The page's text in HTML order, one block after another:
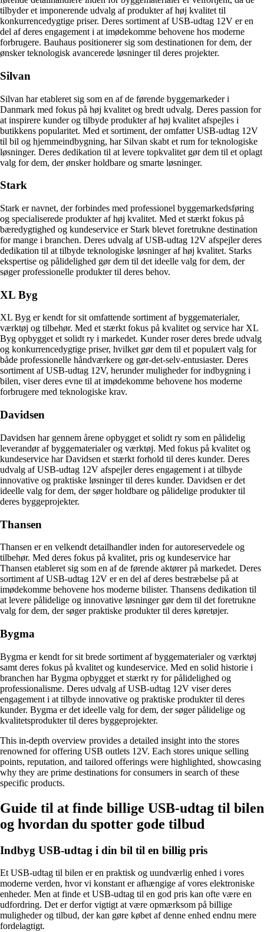
tilbyder et imponerende udvalg af produkter af høj kvalitet til
konkurrencedygtige priser. Deres sortiment af USB-udtag 12V er en
del af deres engagement i at imødekomme behovene hos moderne
forbrugere. Bauhaus positionerer sig som destinationen for dem, der
ønsker teknologisk avancerede løsninger til deres projekter.
Silvan
Silvan har etableret sig som en af de førende byggemarkeder i
Danmark med fokus på høj kvalitet og bredt udvalg. Deres passion for
at inspirere kunder og tilbyde produkter af høj kvalitet afspejles i
butikkens popularitet. Med et sortiment, der omfatter USB-udtag 12V
til bil og hjemmeindbygning, har Silvan skabt et rum for teknologiske
løsninger. Deres dedikation til at levere topkvalitet gør dem til et oplagt
valg for dem, der ønsker holdbare og smarte løsninger.
Stark
Stark er navnet, der forbindes med professionel byggemarkedsføring
og specialiserede produkter af høj kvalitet. Med et stærkt fokus på
bæredygtighed og kundeservice er Stark blevet foretrukne destination
for mange i branchen. Deres udvalg af USB-udtag 12V afspejler deres
dedikation til at tilbyde teknologiske løsninger af høj kvalitet. Starks
ekspertise og pålidelighed gør dem til det ideelle valg for dem, der
søger professionelle produkter til deres behov.
XL Byg
XL Byg er kendt for sit omfattende sortiment af byggematerialer,
værktøj og tilbehør. Med et stærkt fokus på kvalitet og service har XL
Byg opbygget et solidt ry i markedet. Kunder roser deres brede udvalg
og konkurrencedygtige priser, hvilket gør dem til et populært valg for
både professionelle håndværkere og gør-det-selv-entusiaster. Deres
sortiment af USB-udtag 12V, herunder muligheder for indbygning i
bilen, viser deres evne til at imødekomme behovene hos moderne
forbrugere med teknologiske krav.
Davidsen
Davidsen har gennem årene opbygget et solidt ry som en pålidelig
leverandør af byggematerialer og værktøj. Med fokus på kvalitet og
kundeservice har Davidsen et stærkt forhold til deres kunder. Deres
udvalg af USB-udtag 12V afspejler deres engagement i at tilbyde
innovative og praktiske løsninger til deres kunder. Davidsen er det
ideelle valg for dem, der søger holdbare og pålidelige produkter til
deres byggeprojekter.
Thansen
Thansen er en velkendt detailhandler inden for autoreservedele og
tilbehør. Med deres fokus på kvalitet, pris og kundeservice har
Thansen etableret sig som en af de førende aktører på markedet. Deres
sortiment af USB-udtag 12V er en del af deres bestræbelse på at
imødekomme behovene hos moderne bilister. Thansens dedikation til
at levere pålidelige og innovative løsninger gør dem til det foretrukne
valg for dem, der søger praktiske produkter til deres køretøjer.
Bygma
Bygma er kendt for sit brede sortiment af byggematerialer og værktøj
samt deres fokus på kvalitet og kundeservice. Med en solid historie i
branchen har Bygma opbygget et stærkt ry for pålidelighed og
professionalisme. Deres udvalg af USB-udtag 12V viser deres
engagement i at tilbyde innovative og praktiske produkter til deres
kunder. Bygma er det ideelle valg for dem, der søger pålidelige og
kvalitetsprodukter til deres byggeprojekter.
This in-depth overview provides a detailed insight into the stores
renowned for offering USB outlets 12V. Each stores unique selling
points, reputation, and tailored offerings were highlighted, showcasing
why they are prime destinations for consumers in search of these
specific products.
Guide til at finde billige USB-udtag til bilen
og hvordan du spotter gode tilbud
Indbyg USB-udtag i din bil til en billig pris
Et USB-udtag til bilen er en praktisk og uundværlig enhed i vores
moderne verden, hvor vi konstant er afhængige af vores elektroniske
enheder. Men at finde et USB-udtag til en god pris kan ofte være en
udfordring. Det er derfor vigtigt at være opmærksom på billige
muligheder og tilbud, der kan gøre købet af denne enhed endnu mere
fordelagtigt.